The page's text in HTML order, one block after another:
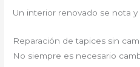
Un interior renovado se nota y
Reparación de tapices sin
No siempre es necesario